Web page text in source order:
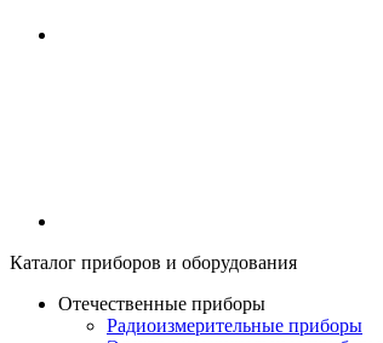
Каталог приборов и оборудования
Отечественные приборы
Радиоизмерительные приборы